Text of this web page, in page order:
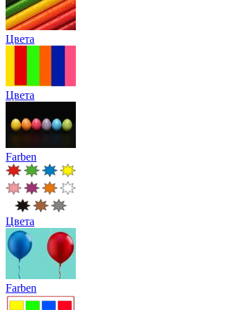
Цвета
Цвета
Farben
Цвета
Farben